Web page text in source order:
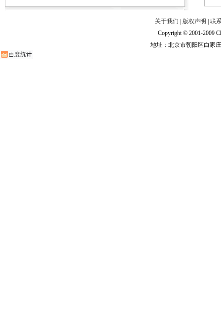
关于我们 版权声明
联
Copyright © 2001-2009
地址：北京市朝阳区白家